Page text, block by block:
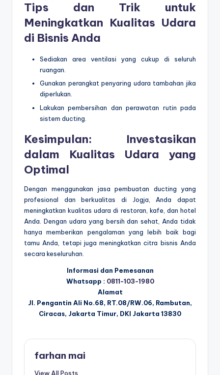
Tips dan Trik untuk
Meningkatkan Kualitas Udara
di Bisnis Anda
Sediakan area ventilasi yang cukup di seluruh
ruangan.
Gunakan perangkat penyaring udara tambahan jika
diperlukan.
Lakukan pembersihan dan perawatan rutin pada
sistem ducting.
Kesimpulan: Investasikan
dalam Kualitas Udara yang
Optimal
Dengan menggunakan jasa pembuatan ducting yang
profesional dan berkualitas di Jogja, Anda dapat
meningkatkan kualitas udara di restoran, kafe, dan hotel
Anda. Dengan udara yang bersih dan sehat, Anda tidak
hanya memberikan pengalaman yang lebih baik bagi
tamu Anda, tetapi juga meningkatkan citra bisnis Anda
secara keseluruhan.
Informasi dan Pemesanan
Whatsapp : 0811-103-1980
Alamat
Jl. Pengantin Ali No.68, RT.08/RW.06, Rambutan,
Ciracas, Jakarta Timur, DKI Jakarta 13830
farhan mai
View All Posts